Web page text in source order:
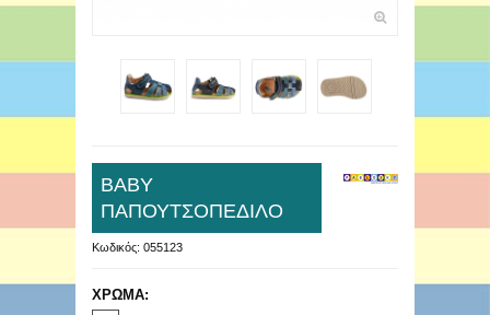
ΒΑΒΥ
ΠΑΠΟΥΤΣΟΠΕΔΙΛΟ
Κωδικός: 055123
ΧΡΩΜΑ: